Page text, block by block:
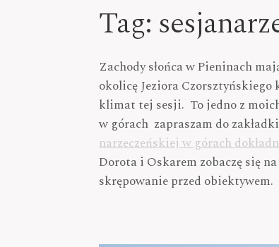
Tag:
Zachody słońca w Pieninach
okolicę Jeziora
klimat tej sesji. To jedno z
w górach zapraszam do
narzeczeńskiej w górach
Dorota i Oskarem zobaczę się
skrępowanie przed obiektywem.